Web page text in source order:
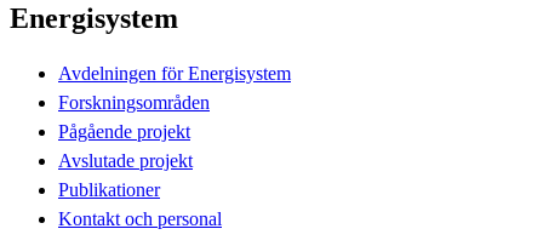
Energisystem
Avdelningen för Energisystem
Forskningsområden
Pågående projekt
Avslutade projekt
Publikationer
Kontakt och personal